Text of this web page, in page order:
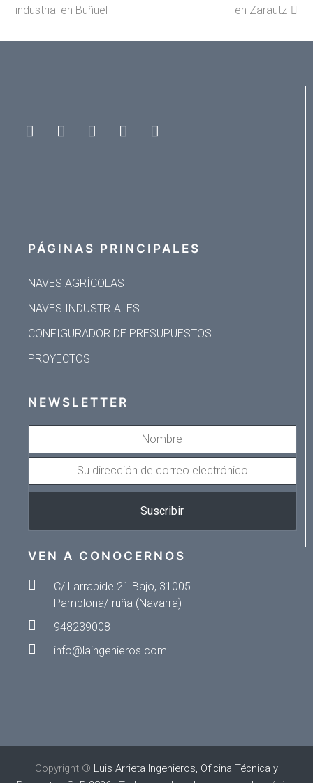
post:
industrial en Buñuel
en Zarautz
InstagramFacebook
Vimeo Twitter
PÁGINAS PRINCIPALES
NAVES AGRÍCOLAS
NAVES INDUSTRIALES
CONFIGURADOR DE PRESUPUESTOS
PROYECTOS
NEWSLETTER
DIRECCIÓN
Suscribir
VEN A CONOCERNOS
C/ Larrabide 21 Bajo, 31005
Pamplona/Iruña (Navarra)
948239008
info@laingenieros.com
Copyright ® Luis Arrieta Ingenieros, Oficina Técnica y